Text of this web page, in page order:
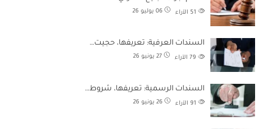
06 يوليو 26 الآراء
السندات العرفية: تعريفها، حجيت…
27 يونيو 26 الآراء
السندات الرسمية: تعريفها، شروط…
26 يونيو 26 الآراء